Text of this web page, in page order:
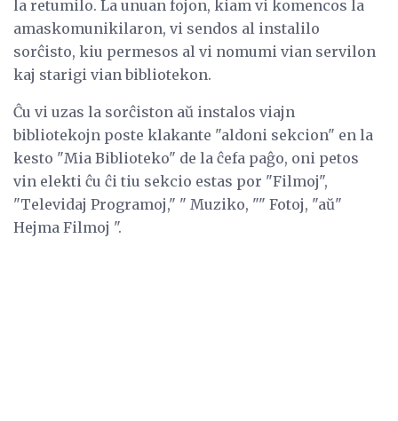
la retumilo. La unuan fojon, kiam vi komencos la
amaskomunikilaron, vi sendos al instalilo
sorĉisto, kiu permesos al vi nomumi vian servilon
kaj starigi vian bibliotekon.
Ĉu vi uzas la sorĉiston aŭ instalos viajn
bibliotekojn poste klakante "aldoni sekcion" en la
kesto "Mia Biblioteko" de la ĉefa paĝo, oni petos
vin elekti ĉu ĉi tiu sekcio estas por "Filmoj",
"Televidaj Programoj," " Muziko, "" Fotoj, "aŭ"
Hejma Filmoj ".